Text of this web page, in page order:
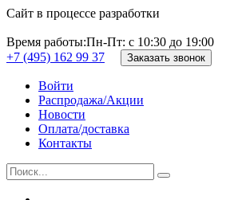
Сайт в процессе разработки
Время работы:Пн-Пт: с 10:30 до 19:00
+7 (495) 162 99 37
Заказать звонок
Войти
Распродажа/Акции
Новости
Оплата/доставка
Контакты